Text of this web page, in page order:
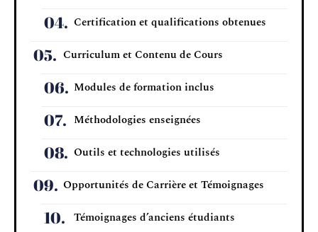
Certification et qualifications obtenues
Curriculum et Contenu de Cours
Modules de formation inclus
Méthodologies enseignées
Outils et technologies utilisés
Opportunités de Carrière et Témoignages
Témoignages d’anciens étudiants